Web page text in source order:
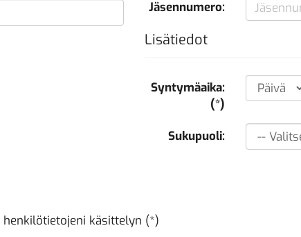
Jäsennumero:
Lisätiedot
Syntymäaika:
(*)
Sukupuoli:
henkilötietojeni käsittelyn (*)